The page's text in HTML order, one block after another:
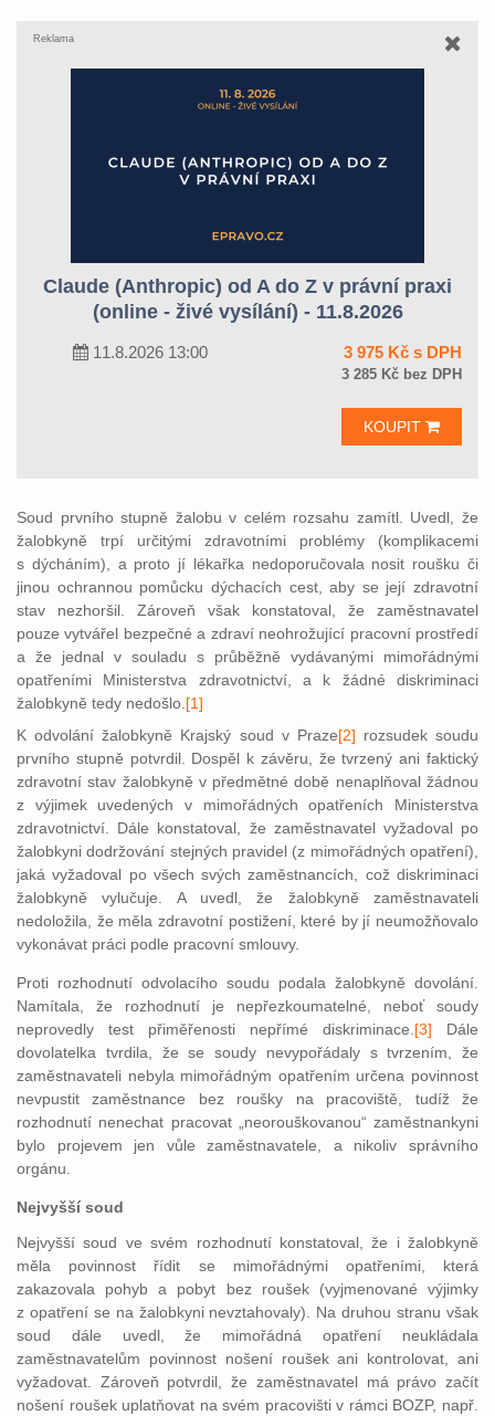
Reklama
Claude (Anthropic) od A do Z v právní praxi
(online - živé vysílání) - 11.8.2026
11.8.2026 13:00 3 975 Kč s DPH
3 285 Kč bez DPH
KOUPIT
Soud prvního stupně žalobu v celém rozsahu zamítl. Uvedl, že
žalobkyně trpí určitými zdravotními problémy (komplikacemi
s dýcháním), a proto jí lékařka nedoporučovala nosit roušku či
jinou ochrannou pomůcku dýchacích cest, aby se její zdravotní
stav nezhoršil. Zároveň však konstatoval, že zaměstnavatel
pouze vytvářel bezpečné a zdraví neohrožující pracovní prostředí
a že jednal v souladu s průběžně vydávanými mimořádnými
opatřeními Ministerstva zdravotnictví, a k žádné diskriminaci
žalobkyně tedy nedošlo. [1]
K odvolání žalobkyně Krajský soud v Praze[2] rozsudek soudu
prvního stupně potvrdil. Dospěl k závěru, že tvrzený ani faktický
zdravotní stav žalobkyně v předmětné době nenaplňoval žádnou
z výjimek uvedených v mimořádných opatřeních Ministerstva
zdravotnictví. Dále konstatoval, že zaměstnavatel vyžadoval po
žalobkyni dodržování stejných pravidel (z mimořádných opatření),
jaká vyžadoval po všech svých zaměstnancích, což diskriminaci
žalobkyně vylučuje. A uvedl, že žalobkyně zaměstnavateli
nedoložila, že měla zdravotní postižení, které by jí neumožňovalo
vykonávat práci podle pracovní smlouvy.
Proti rozhodnutí odvolacího soudu podala žalobkyně dovolání.
Namítala, že rozhodnutí je nepřezkoumatelné, neboť soudy
neprovedly test přiměřenosti nepřímé diskriminace. [3] Dále
dovolatelka tvrdila, že se soudy nevypořádaly s tvrzením, že
zaměstnavateli nebyla mimořádným opatřením určena povinnost
nevpustit zaměstnance bez roušky na pracoviště, tudíž že
rozhodnutí nenechat pracovat „neorouškovanou“ zaměstnankyni
bylo projevem jen vůle zaměstnavatele, a nikoliv správního
orgánu.
Nejvyšší soud
Nejvyšší soud ve svém rozhodnutí konstatoval, že i žalobkyně
měla povinnost řídit se mimořádnými opatřeními, která
zakazovala pohyb a pobyt bez roušek (vyjmenované výjimky
z opatření se na žalobkyni nevztahovaly). Na druhou stranu však
soud dále uvedl, že mimořádná opatření neukládala
zaměstnavatelům povinnost nošení roušek ani kontrolovat, ani
vyžadovat. Zároveň potvrdil, že zaměstnavatel má právo začít
nošení roušek uplatňovat na svém pracovišti v rámci BOZP, např.